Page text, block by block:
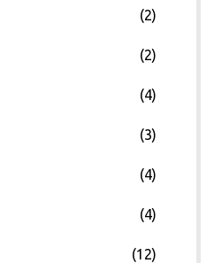
(2)
(2)
(4)
(3)
(4)
(4)
(12)